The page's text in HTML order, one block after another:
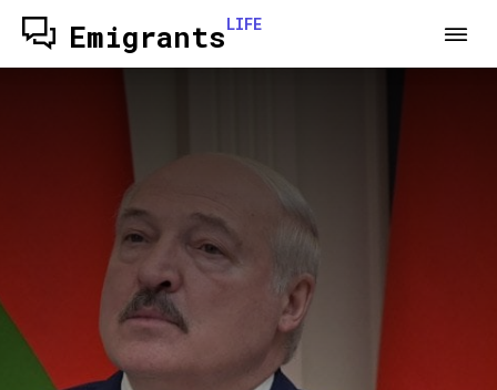
EmigrantsLIFE